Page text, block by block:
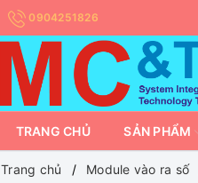
0904251826
TRANG CHỦ SẢN PHẨM
Trang chủ Module vào ra số